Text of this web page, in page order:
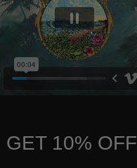
GET 10% OFF